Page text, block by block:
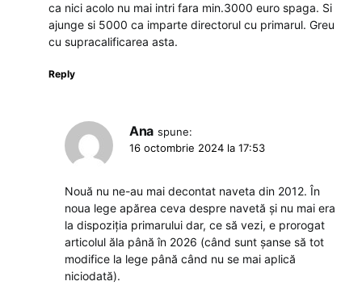
ca nici acolo nu mai intri fara min.3000 euro spaga. Si
ajunge si 5000 ca imparte directorul cu primarul. Greu
cu supracalificarea asta.
Reply
Ana spune:
16 octombrie 2024 la 17:53
Nouă nu ne-au mai decontat naveta din 2012. În
noua lege apărea ceva despre navetă și nu mai era
la dispoziția primarului dar, ce să vezi, e prorogat
articolul ăla până în 2026 (când sunt șanse să tot
modifice la lege până când nu se mai aplică
niciodată).